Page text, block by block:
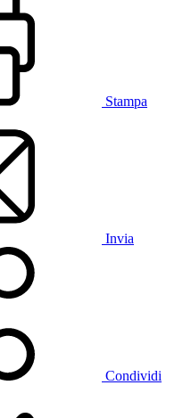
Stampa
Invia
Condividi